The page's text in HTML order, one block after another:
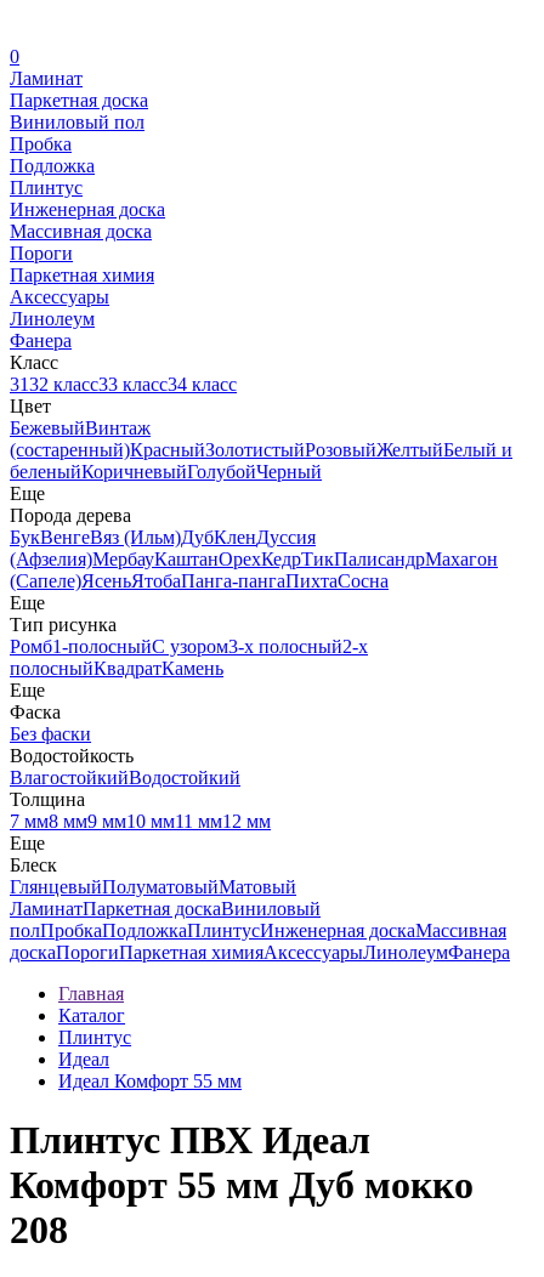
0
Ламинат
Паркетная доска
Виниловый пол
Пробка
Подложка
Плинтус
Инженерная доска
Массивная доска
Пороги
Паркетная химия
Аксессуары
Линолеум
Фанера
Класс
3132 класс33 класс34 класс
Цвет
БежевыйВинтаж
(состаренный)КрасныйЗолотистыйРозовыйЖелтыйБелый и
беленыйКоричневыйГолубойЧерный
Еще
Порода дерева
БукВенгеВяз (Ильм)ДубКленДуссия
(Афзелия)МербауКаштанОрехКедрТикПалисандрМахагон
(Сапеле)ЯсеньЯтобаПанга-пангаПихтаСосна
Еще
Тип рисунка
Ромб1-полосныйС узором3-х полосный2-х
полосныйКвадратКамень
Еще
Фаска
Без фаски
Водостойкость
ВлагостойкийВодостойкий
Толщина
7 мм8 мм9 мм10 мм11 мм12 мм
Еще
Блеск
ГлянцевыйПолуматовыйМатовый
ЛаминатПаркетная доскаВиниловый
полПробкаПодложкаПлинтусИнженерная доскаМассивная
доскаПорогиПаркетная химияАксессуарыЛинолеумФанера
Главная
Каталог
Плинтус
Идеал
Идеал Комфорт 55 мм
Плинтус ПВХ Идеал
Комфорт 55 мм Дуб мокко
208